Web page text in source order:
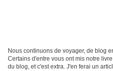
Nous continuons de voyager, de blog
Certains d'entre vous ont mis notre
du blog, et c'est extra. J'en ferai un